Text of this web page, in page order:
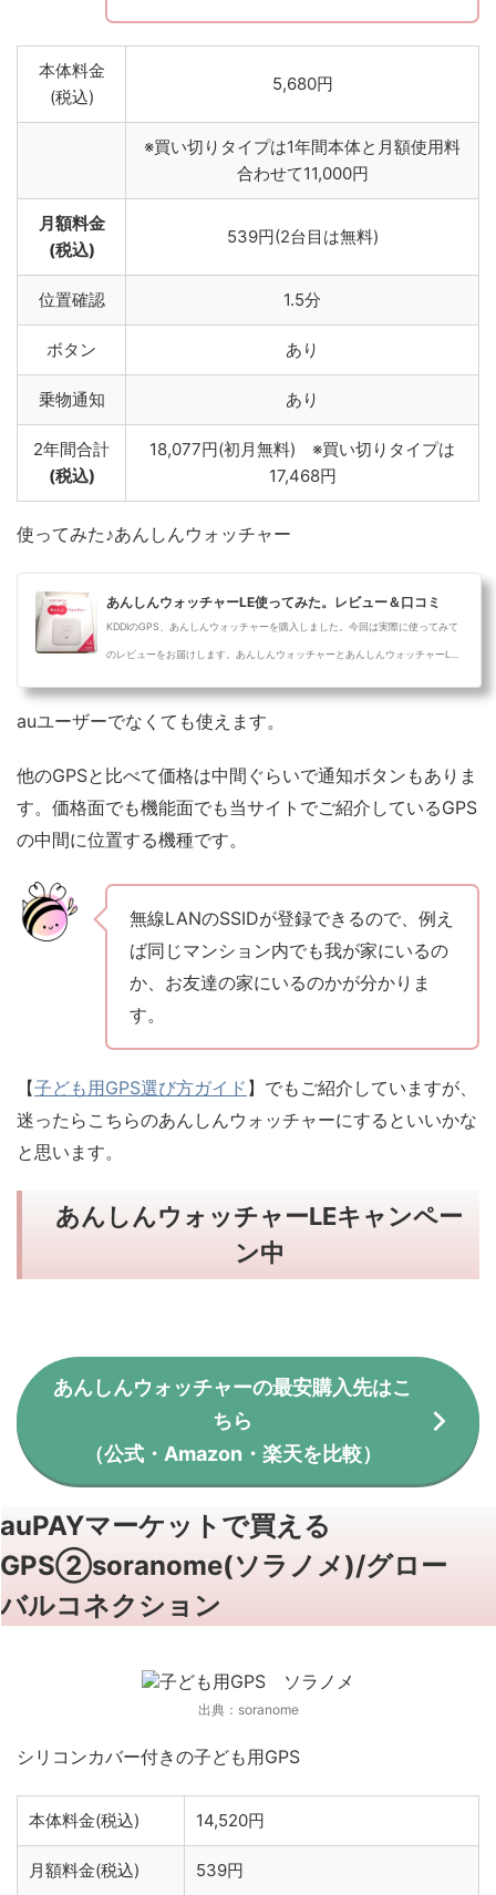
本体料金
(税込)
5,680円
※買い切りタイプは1年間本体と月額使用料
合わせて11,000円
月額料金
(税込)
539円(2台目は無料)
位置確認 1.5分
ボタン あり
乗物通知 あり
2年間合計
(税込)
18,077円(初月無料) ※買い切りタイプは
17,468円
使ってみた♪あんしんウォッチャー
あんしんウォッチャーLE使ってみた。レビュー＆口コミ
KDDIのGPS、あんしんウォッチャーを購入しました。今回は実際に使ってみて
のレビューをお届けします。あんしんウォッチャーとあんしんウォッチャーLE
auユーザーでなくても使えます。
他のGPSと比べて価格は中間ぐらいで通知ボタンもありま
す。価格面でも機能面でも当サイトでご紹介しているGPS
の中間に位置する機種です。
無線LANのSSIDが登録できるので、例え
ば同じマンション内でも我が家にいるの
か、お友達の家にいるのかが分かりま
す。
【子ども用GPS選び方ガイド 】でもご紹介していますが、
迷ったらこちらのあんしんウォッチャーにするといいかな
と思います。
あんしんウォッチャーLEキャンペー
ン中
あんしんウォッチャーの最安購入先はこ
ちら
（公式・Amazon・楽天を比較）
auPAYマーケットで買える
GPS②soranome(ソラノメ)/グロー
バルコネクション
出典：soranome
シリコンカバー付きの子ども用GPS
本体料金(税込) 14,520円
月額料金(税込) 539円